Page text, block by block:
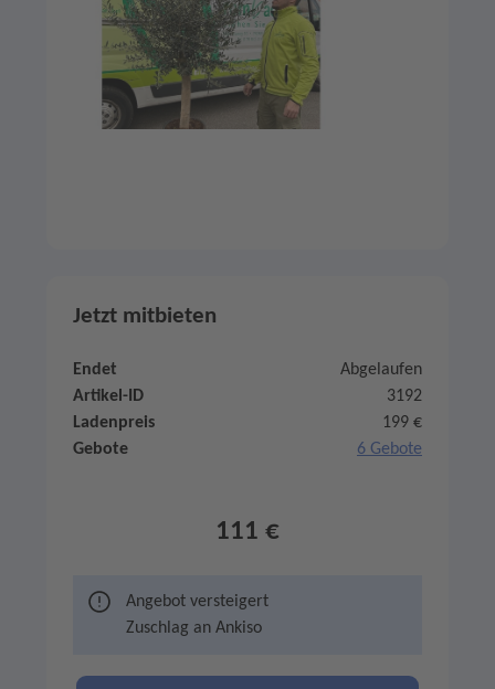
Jetzt mitbieten
Endet
Abgelaufen
Artikel-ID
3192
Ladenpreis
199 €
Gebote
6 Gebote
111 €
Angebot versteigert
Zuschlag an Ankiso